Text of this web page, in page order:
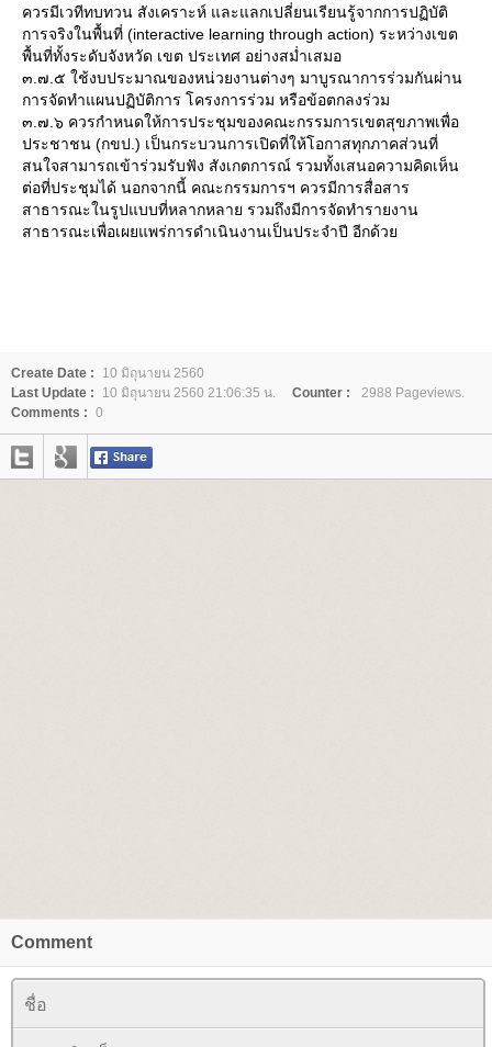
ควรมีเวทีทบทวน สังเคราะห์ และแลกเปลี่ยนเรียนรู้จากการปฏิบัติ
การจริงในพื้นที่ (interactive learning through action) ระหว่างเขต
พื้นที่ทั้งระดับจังหวัด เขต ประเทศ อย่างสม่ำเสมอ
๓.๗.๕ ใช้งบประมาณของหน่วยงานต่างๆ มาบูรณาการร่วมกันผ่าน
การจัดทำแผนปฏิบัติการ โครงการร่วม หรือข้อตกลงร่วม
๓.๗.๖ ควรกำหนดให้การประชุมของคณะกรรมการเขตสุขภาพเพื่อ
ประชาชน (กขป.) เป็นกระบวนการเปิดที่ให้โอกาสทุกภาคส่วนที่
สนใจสามารถเข้าร่วมรับฟัง สังเกตการณ์ รวมทั้งเสนอความคิดเห็น
ต่อที่ประชุมได้ นอกจากนี้ คณะกรรมการฯ ควรมีการสื่อสาร
สาธารณะในรูปแบบที่หลากหลาย รวมถึงมีการจัดทำรายงาน
สาธารณะเพื่อเผยแพร่การดำเนินงานเป็นประจำปี อีกด้ว
Create Date :
10 มิถุนายน 2560
Last Update :
10 มิถุนายน 2560 21:06:35 น. Counter :
2988 Pageviews.
Comments : 0
Comment